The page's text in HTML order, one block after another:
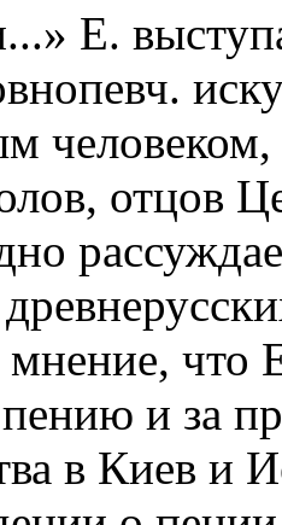
Е.
отцов
мнение, что
и за
в Киев и